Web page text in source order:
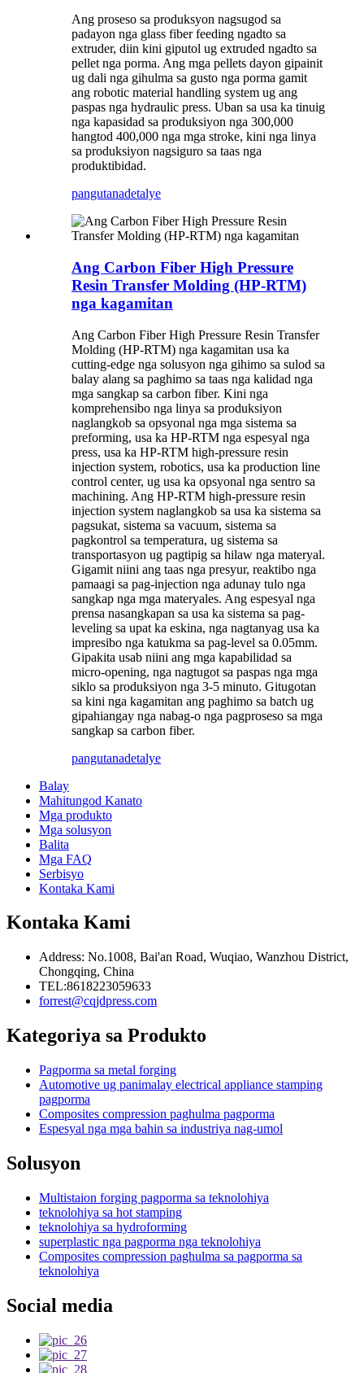
Ang proseso sa produksyon nagsugod sa
padayon nga glass fiber feeding ngadto sa
extruder, diin kini giputol ug extruded ngadto sa
pellet nga porma. Ang mga pellets dayon gipainit
ug dali nga gihulma sa gusto nga porma gamit
ang robotic material handling system ug ang
paspas nga hydraulic press. Uban sa usa ka tinuig
nga kapasidad sa produksiyon nga 300,000
hangtod 400,000 nga mga stroke, kini nga linya
sa produksiyon nagsiguro sa taas nga
produktibidad.
pangutanadetalye
Ang Carbon Fiber High Pressure
Resin Transfer Molding (HP-RTM)
nga kagamitan
Ang Carbon Fiber High Pressure Resin Transfer
Molding (HP-RTM) nga kagamitan usa ka
cutting-edge nga solusyon nga gihimo sa sulod sa
balay alang sa paghimo sa taas nga kalidad nga
mga sangkap sa carbon fiber. Kini nga
komprehensibo nga linya sa produksiyon
naglangkob sa opsyonal nga mga sistema sa
preforming, usa ka HP-RTM nga espesyal nga
press, usa ka HP-RTM high-pressure resin
injection system, robotics, usa ka production line
control center, ug usa ka opsyonal nga sentro sa
machining. Ang HP-RTM high-pressure resin
injection system naglangkob sa usa ka sistema sa
pagsukat, sistema sa vacuum, sistema sa
pagkontrol sa temperatura, ug sistema sa
transportasyon ug pagtipig sa hilaw nga materyal.
Gigamit niini ang taas nga presyur, reaktibo nga
pamaagi sa pag-injection nga adunay tulo nga
sangkap nga mga materyales. Ang espesyal nga
prensa nasangkapan sa usa ka sistema sa pag-
leveling sa upat ka eskina, nga nagtanyag usa ka
impresibo nga katukma sa pag-level sa 0.05mm.
Gipakita usab niini ang mga kapabilidad sa
micro-opening, nga nagtugot sa paspas nga mga
siklo sa produksiyon nga 3-5 minuto. Gitugotan
sa kini nga kagamitan ang paghimo sa batch ug
gipahiangay nga nabag-o nga pagproseso sa mga
sangkap sa carbon fiber.
pangutanadetalye
Balay
Mahitungod Kanato
Mga produkto
Mga solusyon
Balita
Mga FAQ
Serbisyo
Kontaka Kami
Kontaka Kami
Address: No.1008, Bai'an Road, Wuqiao, Wanzhou District,
Chongqing, China
TEL:8618223059633
forrest@cqjdpress.com
Kategoriya sa Produkto
Pagporma sa metal forging
Automotive ug panimalay electrical appliance stamping
pagporma
Composites compression paghulma pagporma
Espesyal nga mga bahin sa industriya nag-umol
Solusyon
Multistaion forging pagporma sa teknolohiya
teknolohiya sa hot stamping
teknolohiya sa hydroforming
superplastic nga pagporma nga teknolohiya
Composites compression paghulma sa pagporma sa
teknolohiya
Social media